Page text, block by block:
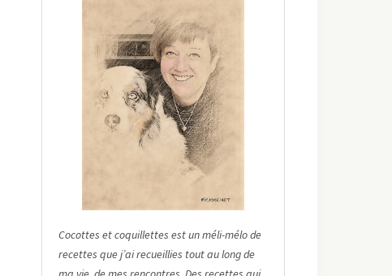
Cocottes et coquillettes est un méli-mélo de
recettes que j’ai recueillies tout au long de